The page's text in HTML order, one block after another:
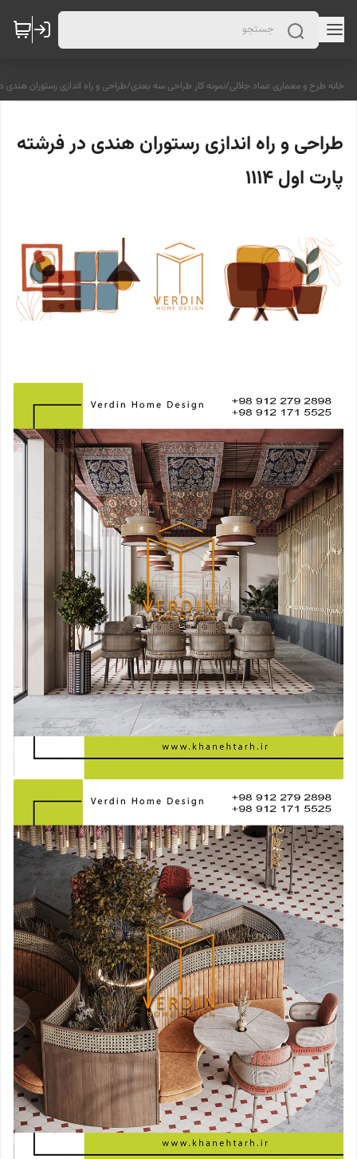
خانه طرح و معماری عماد جلالی/نمونه کار طراحی سه بعدی/طراحی و راه اندازی رستوران هندی در
طراحی و راه اندازی رستوران هندی در فرشته
پارت اول 1114